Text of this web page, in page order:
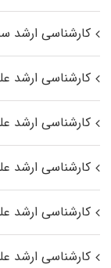
کارشناسی ارشد
کارشناسی ارشد
کارشناسی ارشد
کارشناسی ارشد
کارشناسی ارشد
کارشناسی ارشد